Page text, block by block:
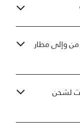
من وإلى مطار
لشحن